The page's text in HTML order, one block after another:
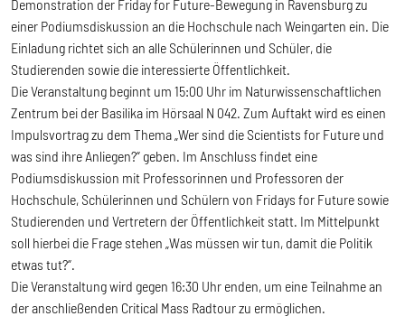
Demonstration der Friday for Future-Bewegung in Ravensburg zu
einer Podiumsdiskussion an die Hochschule nach Weingarten ein. Die
Einladung richtet sich an alle Schülerinnen und Schüler, die
Studierenden sowie die interessierte Öffentlichkeit.
Die Veranstaltung beginnt um 15:00 Uhr im Naturwissenschaftlichen
Zentrum bei der Basilika im Hörsaal N 042. Zum Auftakt wird es einen
Impulsvortrag zu dem Thema „Wer sind die Scientists for Future und
was sind ihre Anliegen?“ geben. Im Anschluss findet eine
Podiumsdiskussion mit Professorinnen und Professoren der
Hochschule, Schülerinnen und Schülern von Fridays for Future sowie
Studierenden und Vertretern der Öffentlichkeit statt. Im Mittelpunkt
soll hierbei die Frage stehen „Was müssen wir tun, damit die Politik
etwas tut?“.
Die Veranstaltung wird gegen 16:30 Uhr enden, um eine Teilnahme an
der anschließenden Critical Mass Radtour zu ermöglichen.